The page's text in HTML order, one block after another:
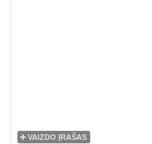
VAIZDO ĮRAŠAS